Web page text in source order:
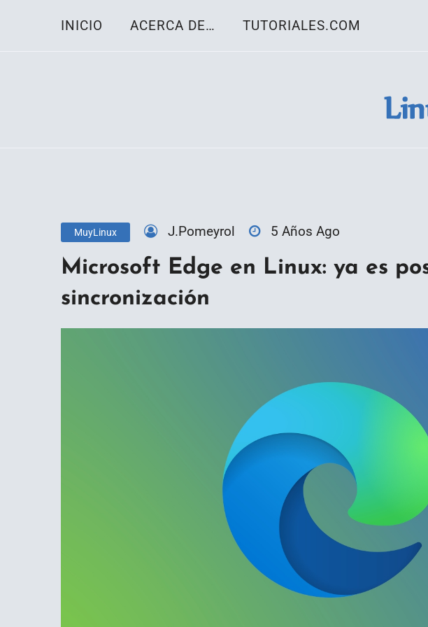
INICIO ACERCA DE… TUTORIALES.COM
MuyLinux J.Pomeyrol 5 Años Ago
Microsoft Edge en Linux: ya es
sincronización